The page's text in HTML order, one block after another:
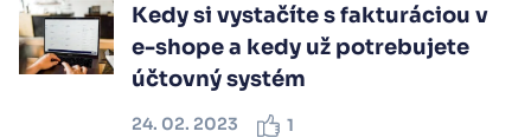
Kedy si vystačíte s fakturáciou v
e-shope a kedy už potrebujete
účtovný systém
24. 02. 2023 1